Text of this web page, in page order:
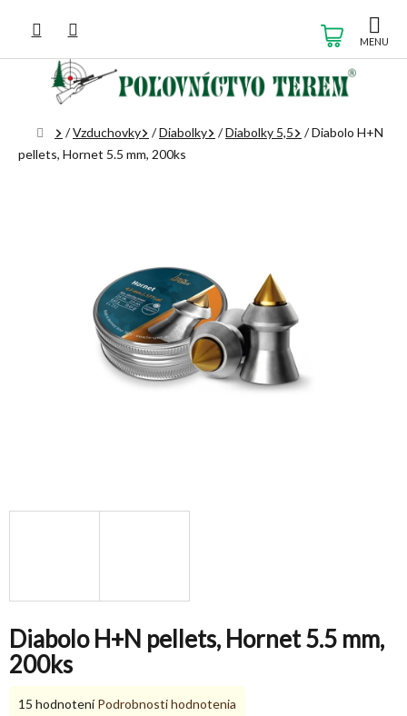
obsah
KOŠÍK
Domov
/Vzduchovky /Diabolky /Diabolky 5,5 /Diabolo H+N
pellets, Hornet 5.5 mm, 200ks
Diabolo H+N pellets, Hornet 5.5 mm,
200ks
Priemerné
15 hodnotení Podrobnosti hodnotenia